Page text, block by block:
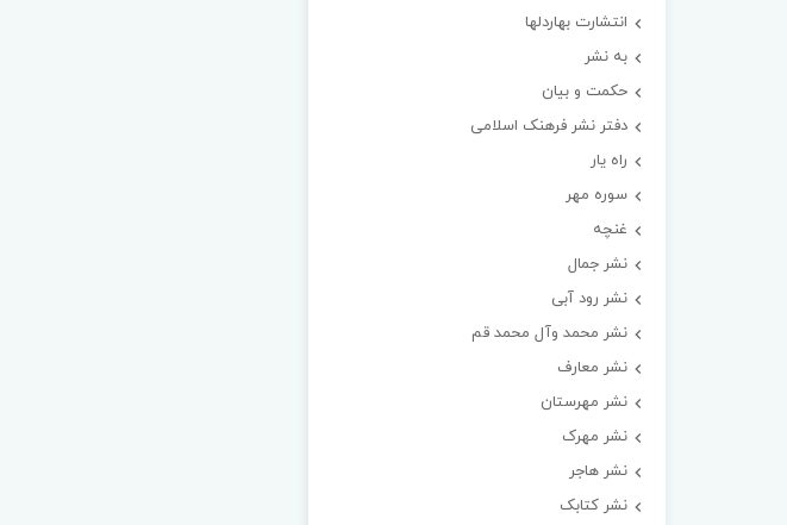
انتشارت بهاردلها
به نشر
حکمت و بیان
دفتر نشر فرهنک اسلامی
راه یار
سوره مهر
غنچه
نشر جمال
نشر رود آبی
نشر محمد وآل محمد قم
نشر معارف
نشر مهرستان
نشر مهرک
نشر هاجر
نشر کتابک